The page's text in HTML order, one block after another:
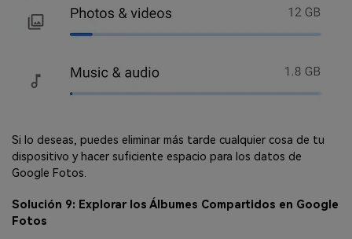
Si lo deseas, puedes eliminar más tarde cualquier cosa de tu
dispositivo y hacer suficiente espacio para los datos de
Google Fotos.
Solución 9: Explorar los Álbumes Compartidos en Google
Fotos